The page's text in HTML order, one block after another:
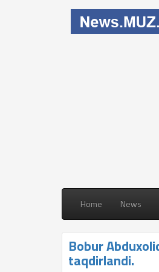
Home News
Bobur
taqdirlandi.